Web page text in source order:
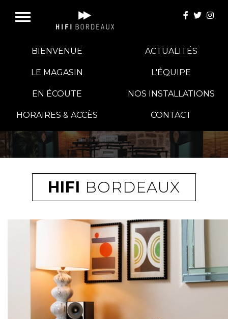
E-BOUTIQUE
HIFI GROUP
BANCS D'ESSAI
COUPS DE COEUR
DOSSIERS
BIENVENUE ACTUALITÉS
LE MAGASIN L'ÉQUIPE
EN ÉCOUTE NOS INSTALLATIONS
HORAIRES & ACCÈS CONTACT
HIFI BORDEAUX